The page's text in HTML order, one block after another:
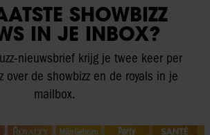
SHOWBIZZ
IN JE INBOX?
nieuwsbrief krijg je twee keer per
over de showbizz en de royals in je
mailbox.